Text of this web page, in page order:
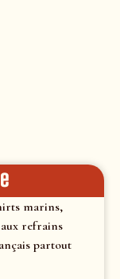
marins,
refrains
partout